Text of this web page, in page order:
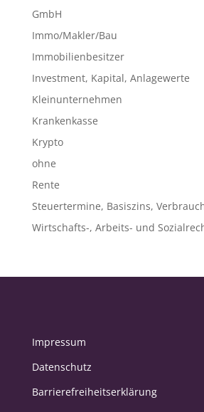
GmbH
Immo/Makler/Bau
Immobilienbesitzer
Investment, Kapital, Anlagewerte
Kleinunternehmen
Krankenkasse
Krypto
ohne
Rente
Steuertermine, Basiszins,
Wirtschafts-, Arbeits- und
Impressum
Datenschutz
Barrierefreiheitserklärung